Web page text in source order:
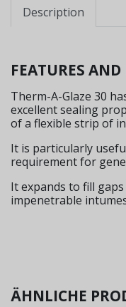
Description
FEATURES
Therm-A-Glaze 30
excellent sealing
of a flexible strip of
It is particularly
requirement for
It expands to fill
impenetrable
ÄHNLICHE